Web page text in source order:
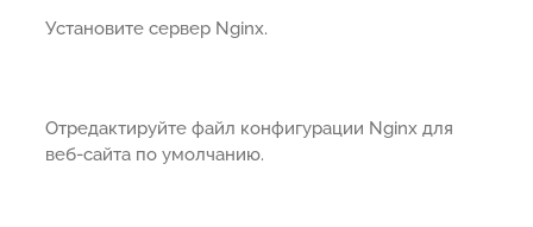
Установите сервер Nginx.
Отредактируйте файл конфигурации Nginx для
веб-сайта по умолчанию.